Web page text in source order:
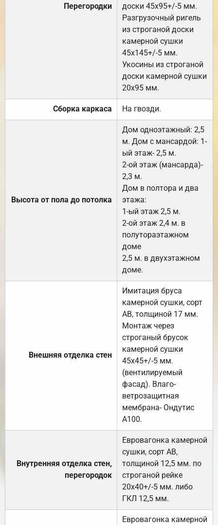
Перегородки
доски 45х95+/-5 мм.
Разгрузочный ригель
из строганой доски
камерной сушки
45х145+/-5 мм.
Укосины из строганой
доски камерной сушки
20х95 мм.
Сборка каркаса На гвозди.
Высота от пола до потолка
Дом одноэтажный: 2,5
м. Дом с мансардой: 1-
ый этаж- 2,5 м.
2-ой этаж (мансарда)-
2,3 м.
Дом в полтора и два
этажа:
1-ый этаж 2,5 м.
2-ой этаж 2,4 м. в
полутораэтажном
доме
2,5 м. в двухэтажном
доме.
Внешняя отделка стен
Имитация бруса
камерной сушки, сорт
АВ, толщиной 17 мм.
Монтаж через
строганый брусок
камерной сушки
45х45+/-5 мм.
(вентилируемый
фасад). Влаго-
ветрозащитная
мембрана- Ондутис
А100.
Внутренняя отделка стен,
перегородок
Евровагонка камерной
сушки, сорт АВ,
толщиной 12,5 мм. по
строганой рейке
20х40+/-5 мм. либо
ГКЛ 12,5 мм.
Евровагонка камерной